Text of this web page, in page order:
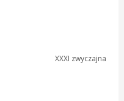
XXXI zwyczajna